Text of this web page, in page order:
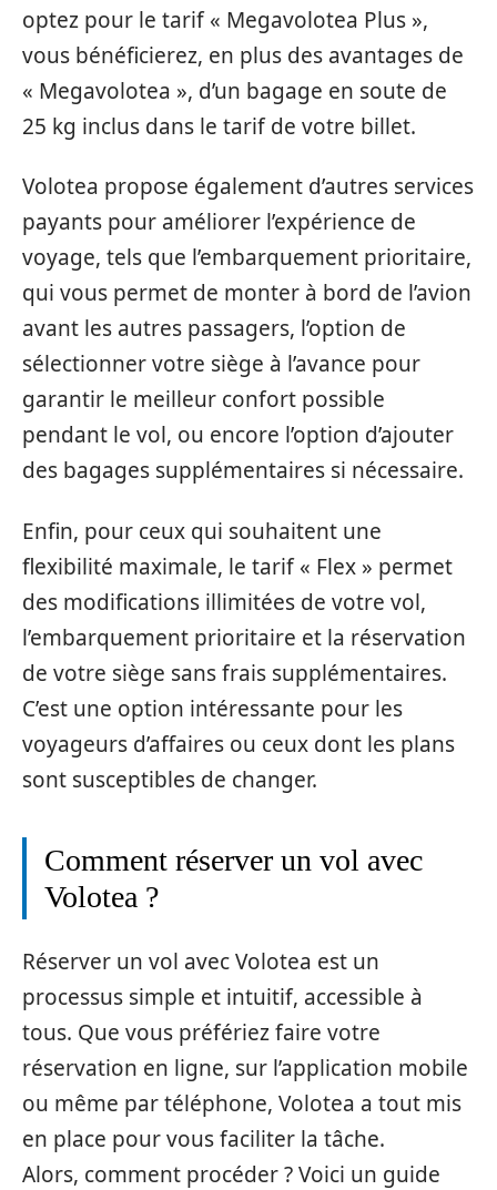
optez pour le tarif « Megavolotea Plus »,
vous bénéficierez, en plus des avantages de
« Megavolotea », d’un bagage en soute de
25 kg inclus dans le tarif de votre billet.
Volotea propose également d’autres services
payants pour améliorer l’expérience de
voyage, tels que l’embarquement prioritaire,
qui vous permet de monter à bord de l’avion
avant les autres passagers, l’option de
sélectionner votre siège à l’avance pour
garantir le meilleur confort possible
pendant le vol, ou encore l’option d’ajouter
des bagages supplémentaires si nécessaire.
Enfin, pour ceux qui souhaitent une
flexibilité maximale, le tarif « Flex » permet
des modifications illimitées de votre vol,
l’embarquement prioritaire et la réservation
de votre siège sans frais supplémentaires.
C’est une option intéressante pour les
voyageurs d’affaires ou ceux dont les plans
sont susceptibles de changer.
Comment réserver un vol avec
Volotea ?
Réserver un vol avec Volotea est un
processus simple et intuitif, accessible à
tous. Que vous préfériez faire votre
réservation en ligne, sur l’application mobile
ou même par téléphone, Volotea a tout mis
en place pour vous faciliter la tâche.
Alors, comment procéder ? Voici un guide